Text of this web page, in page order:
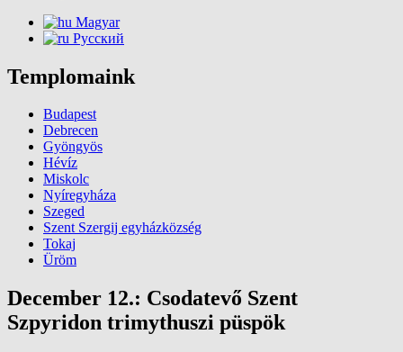
Magyar
Русский
Templomaink
Budapest
Debrecen
Gyöngyös
Hévíz
Miskolc
Nyíregyháza
Szeged
Szent Szergij egyházközség
Tokaj
Üröm
December 12.: Csodatevő Szent
Szpyridon trimythuszi püspök